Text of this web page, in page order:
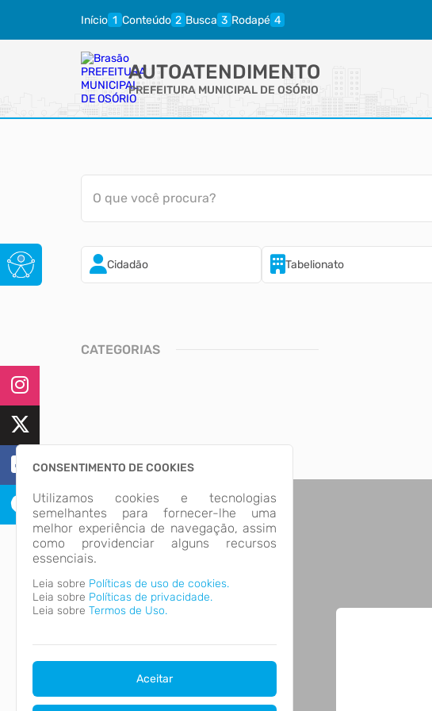
Início Conteúdo Busca Rodapé
AUTOATENDIMENTO
PREFEITURA MUNICIPAL DE OSÓRIO
O que você procura?
Cidadão Tabelionato
CATEGORIAS
CONSENTIMENTO DE COOKIES
Utilizamos cookies e tecnologias
semelhantes para fornecer-lhe uma
melhor experiência de navegação, assim
como providenciar alguns recursos
essenciais.
Leia sobre Políticas de uso de cookies.
Leia sobre Políticas de privacidade.
Leia sobre Termos de Uso.
Aceitar